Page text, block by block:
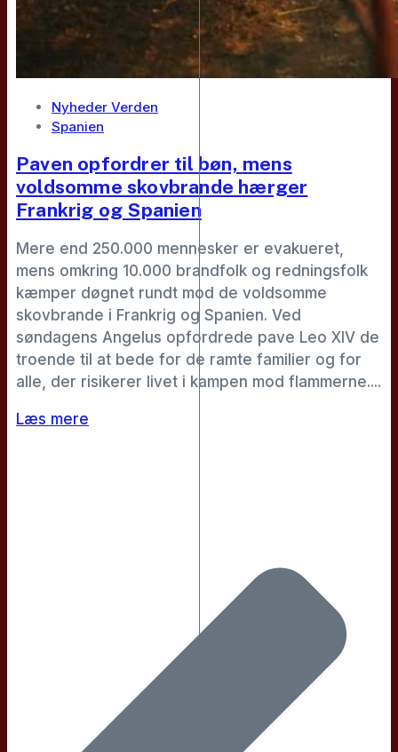
Nyheder Verden
Spanien
Paven opfordrer til bøn, mens
voldsomme skovbrande hærger
Frankrig og Spanien
Mere end 250.000 mennesker er evakueret,
mens omkring 10.000 brandfolk og redningsfolk
kæmper døgnet rundt mod de voldsomme
skovbrande i Frankrig og Spanien. Ved
søndagens Angelus opfordrede pave Leo XIV de
troende til at bede for de ramte familier og for
alle, der risikerer livet i kampen mod flammerne....
Læs mere